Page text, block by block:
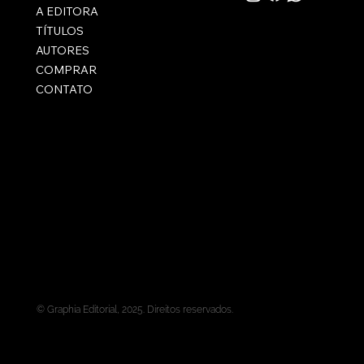
© Graphia Editorial, 2025. Direitos reservados.
A EDITORA
TÍTULOS
AUTORES
COMPRAR
CONTATO